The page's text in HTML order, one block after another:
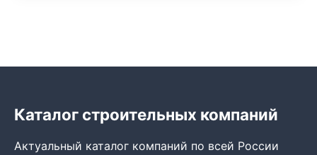
Каталог строительных компаний
Актуальный каталог компаний по всей России